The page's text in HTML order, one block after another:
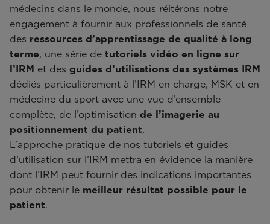
médecins dans le monde, nous réitérons notre
engagement à fournir aux professionnels de santé
des ressources d’apprentissage de qualité à long
terme, une série de tutoriels vidéo en ligne sur
l’IRM et des guides d’utilisations des systèmes IRM
dédiés particulièrement à l’IRM en charge, MSK et en
médecine du sport avec une vue d’ensemble
complète, de l’optimisation de l’imagerie au
positionnement du patient.
L’approche pratique de nos tutoriels et guides
d’utilisation sur l’IRM mettra en évidence la manière
dont l’IRM peut fournir des indications importantes
pour obtenir le meilleur résultat possible pour le
patient.